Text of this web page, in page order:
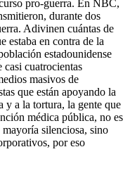
pro-guerra. En NBC,
durante dos
Adivinen cuántas de
estaba en contra de la
estadounidense
casi cuatrocientas
masivos de
que están apoyando la
y a la tortura, la gente que
médica pública, no es
silenciosa, sino
por eso